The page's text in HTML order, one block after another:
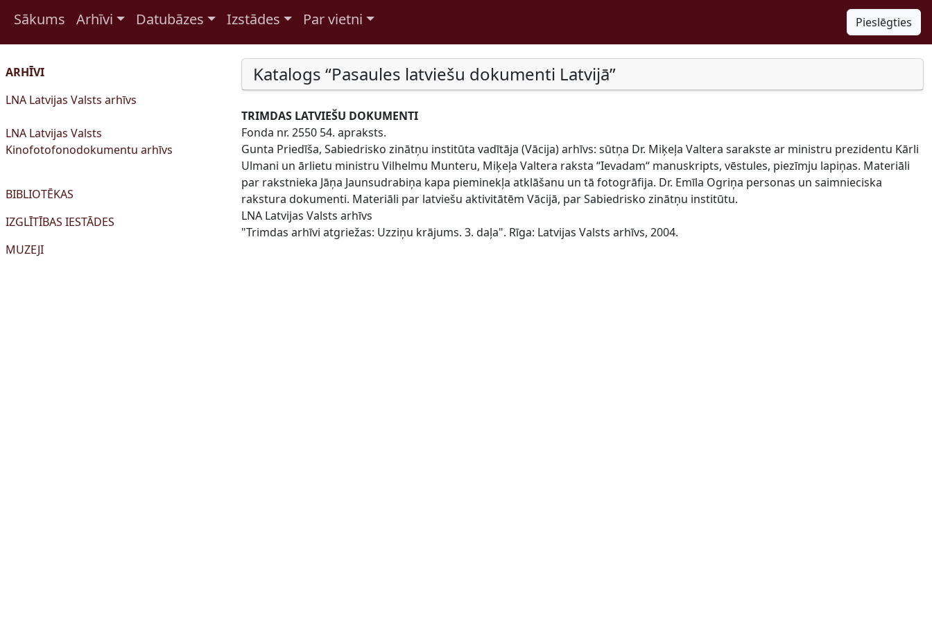
Pāriet uz saturu
Sākums Arhīvi Datubāzes Izstādes Par vietni Pieslēgties
ARHĪVI
LNA Latvijas Valsts arhīvs
LNA Latvijas Valsts
Kinofotofonodokumentu arhīvs
BIBLIOTĒKAS
IZGLĪTĪBAS IESTĀDES
MUZEJI
Katalogs “Pasaules latviešu dokumenti Latvijā”
TRIMDAS LATVIEŠU DOKUMENTI
Fonda nr. 2550 54. apraksts.
Gunta Priedīša, Sabiedrisko zinātņu institūta vadītāja (Vācija) arhīvs: sūtņa Dr. Miķeļa Valtera sarakste ar ministru prezidentu Kārli
Ulmani un ārlietu ministru Vilhelmu Munteru, Miķeļa Valtera raksta “Ievadam“ manuskripts, vēstules, piezīmju lapiņas. Materiāli
par rakstnieka Jāņa Jaunsudrabiņa kapa pieminekļa atklāšanu un tā fotogrāfija. Dr. Emīla Ogriņa personas un saimnieciska
rakstura dokumenti. Materiāli par latviešu aktivitātēm Vācijā, par Sabiedrisko zinātņu institūtu.
LNA Latvijas Valsts arhīvs
"Trimdas arhīvi atgriežas: Uzziņu krājums. 3. daļa". Rīga: Latvijas Valsts arhīvs, 2004.